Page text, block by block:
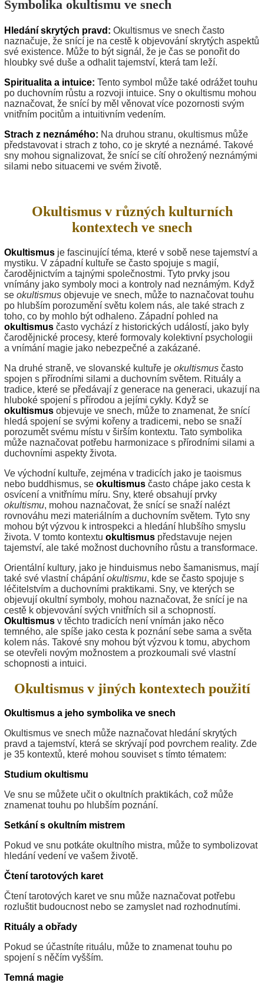
Symbolika okultismu ve snech
Hledání skrytých pravd: Okultismus ve snech často
naznačuje, že snící je na cestě k objevování skrytých aspektů
své existence. Může to být signál, že je čas se ponořit do
hloubky své duše a odhalit tajemství, která tam leží.
Spiritualita a intuice: Tento symbol může také odrážet touhu
po duchovním růstu a rozvoji intuice. Sny o okultismu mohou
naznačovat, že snící by měl věnovat více pozornosti svým
vnitřním pocitům a intuitivním vedením.
Strach z neznámého: Na druhou stranu, okultismus může
představovat i strach z toho, co je skryté a neznámé. Takové
sny mohou signalizovat, že snící se cítí ohrožený neznámými
silami nebo situacemi ve svém životě.
Okultismus v různých kulturních
kontextech ve snech
Okultismus je fascinující téma, které v sobě nese tajemství a
mystiku. V západní kultuře se často spojuje s magií,
čarodějnictvím a tajnými společnostmi. Tyto prvky jsou
vnímány jako symboly moci a kontroly nad neznámým. Když
se okultismus objevuje ve snech, může to naznačovat touhu
po hlubším porozumění světu kolem nás, ale také strach z
toho, co by mohlo být odhaleno. Západní pohled na
okultismus často vychází z historických událostí, jako byly
čarodějnické procesy, které formovaly kolektivní psychologii
a vnímání magie jako nebezpečné a zakázané.
Na druhé straně, ve slovanské kultuře je okultismus často
spojen s přírodními silami a duchovním světem. Rituály a
tradice, které se předávají z generace na generaci, ukazují na
hluboké spojení s přírodou a jejími cykly. Když se
okultismus objevuje ve snech, může to znamenat, že snící
hledá spojení se svými kořeny a tradicemi, nebo se snaží
porozumět svému místu v širším kontextu. Tato symbolika
může naznačovat potřebu harmonizace s přírodními silami a
duchovními aspekty života.
Ve východní kultuře, zejména v tradicích jako je taoismus
nebo buddhismus, se okultismus často chápe jako cesta k
osvícení a vnitřnímu míru. Sny, které obsahují prvky
okultismu, mohou naznačovat, že snící se snaží nalézt
rovnováhu mezi materiálním a duchovním světem. Tyto sny
mohou být výzvou k introspekci a hledání hlubšího smyslu
života. V tomto kontextu okultismus představuje nejen
tajemství, ale také možnost duchovního růstu a transformace.
Orientální kultury, jako je hinduismus nebo šamanismus, mají
také své vlastní chápání okultismu, kde se často spojuje s
léčitelstvím a duchovními praktikami. Sny, ve kterých se
objevují okultní symboly, mohou naznačovat, že snící je na
cestě k objevování svých vnitřních sil a schopností.
Okultismus v těchto tradicích není vnímán jako něco
temného, ale spíše jako cesta k poznání sebe sama a světa
kolem nás. Takové sny mohou být výzvou k tomu, abychom
se otevřeli novým možnostem a prozkoumali své vlastní
schopnosti a intuici.
Okultismus v jiných kontextech použití
Okultismus a jeho symbolika ve snech
Okultismus ve snech může naznačovat hledání skrytých
pravd a tajemství, která se skrývají pod povrchem reality. Zde
je 35 kontextů, které mohou souviset s tímto tématem:
Studium okultismu
Ve snu se můžete učit o okultních praktikách, což může
znamenat touhu po hlubším poznání.
Setkání s okultním mistrem
Pokud ve snu potkáte okultního mistra, může to symbolizovat
hledání vedení ve vašem životě.
Čtení tarotových karet
Čtení tarotových karet ve snu může naznačovat potřebu
rozluštit budoucnost nebo se zamyslet nad rozhodnutími.
Rituály a obřady
Pokud se účastníte rituálu, může to znamenat touhu po
spojení s něčím vyšším.
Temná magie